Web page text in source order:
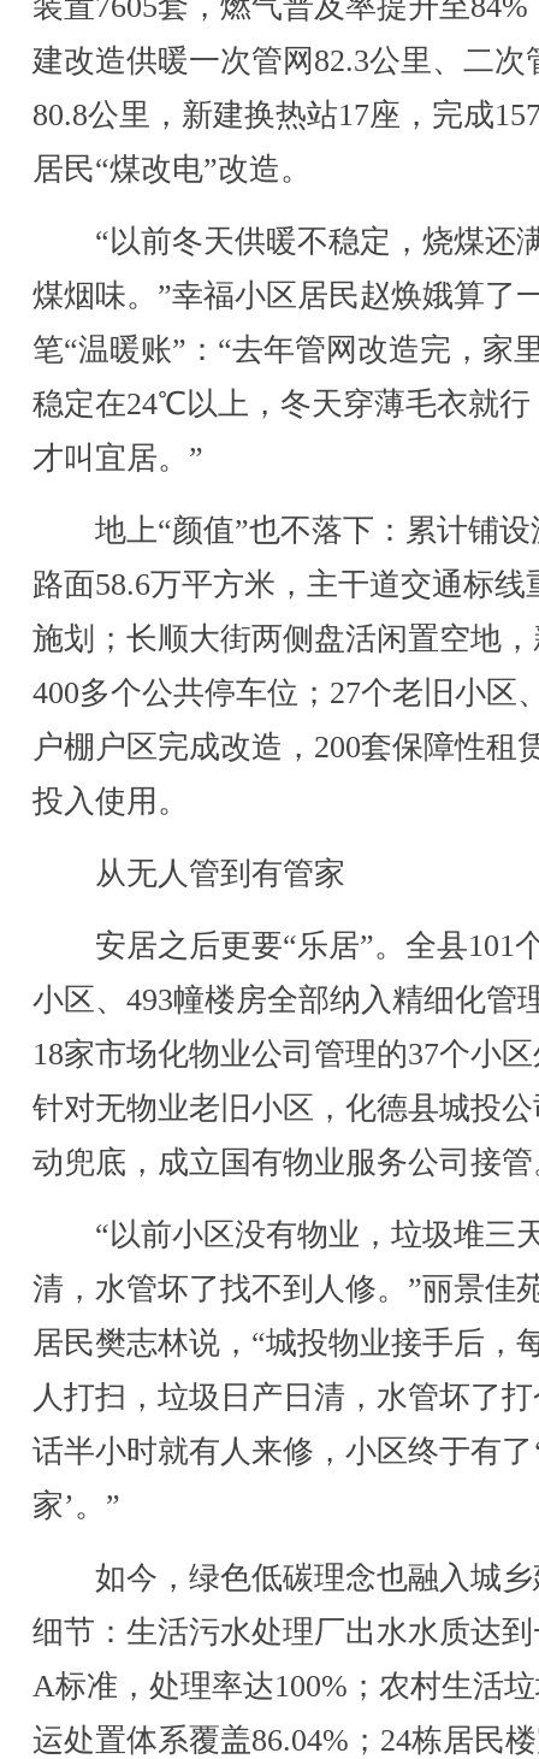
建改造供暖一次管网82.3公里、二次
80.8公里，新建换热站17座，完成
居民“煤改电”改造。
“以前冬天供暖不稳定，烧煤还
煤烟味。”幸福小区居民赵焕娥算了
笔“温暖账”：“去年管网改造完，家
稳定在24℃以上，冬天穿薄毛衣就行
才叫宜居。”
地上“颜值”也不落下：累计铺设
路面58.6万平方米，主干道交通标线
施划；长顺大街两侧盘活闲置空地
400多个公共停车位；27个老旧小区
户棚户区完成改造，200套保障性租
投入使用。
从无人管到有管家
安居之后更要“乐居”。全县101
小区、493幢楼房全部纳入精细化管
18家市场化物业公司管理的37个小
针对无物业老旧小区，化德县城投
动兜底，成立国有物业服务公司接
“以前小区没有物业，垃圾堆三
清，水管坏了找不到人修。”丽景佳
居民樊志林说，“城投物业接手后，
人打扫，垃圾日产日清，水管坏了
话半小时就有人来修，小区终于有了
家’。”
如今，绿色低碳理念也融入城乡
细节：生活污水处理厂出水水质达
A标准，处理率达100%；农村生活
运处置体系覆盖86.04%；24栋居民